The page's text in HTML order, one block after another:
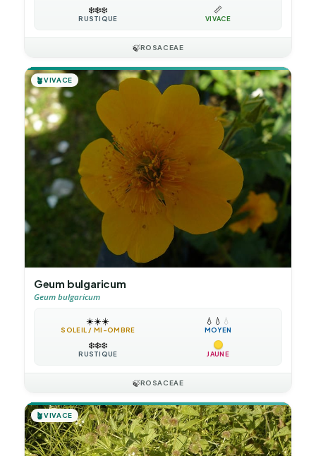
❄️❄️❄️
RUSTIQUE
📏
VIVACE
🍃ROSACEAE
🪴VIVACE
Geum bulgaricum
Geum bulgaricum
☀️☀️☀️
SOLEIL / MI-OMBRE
💧 💧 💧
MOYEN
❄️❄️❄️
RUSTIQUE JAUNE
🍃ROSACEAE
🪴VIVACE